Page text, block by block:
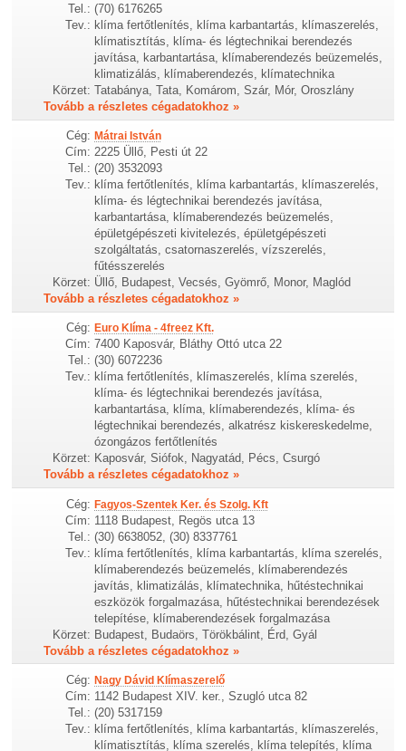
Tel.: (70) 6176265
Tev.: klíma fertőtlenítés, klíma karbantartás, klímaszerelés,
klímatisztítás, klíma- és légtechnikai berendezés
javítása, karbantartása, klímaberendezés beüzemelés,
klimatizálás, klímaberendezés, klímatechnika
Körzet: Tatabánya, Tata, Komárom, Szár, Mór, Oroszlány
Tovább a részletes cégadatokhoz »
Cég: Mátrai István
Cím: 2225 Üllő, Pesti út 22
Tel.: (20) 3532093
Tev.: klíma fertőtlenítés, klíma karbantartás, klímaszerelés,
klíma- és légtechnikai berendezés javítása,
karbantartása, klímaberendezés beüzemelés,
épületgépészeti kivitelezés, épületgépészeti
szolgáltatás, csatornaszerelés, vízszerelés,
fűtésszerelés
Körzet: Üllő, Budapest, Vecsés, Gyömrő, Monor, Maglód
Tovább a részletes cégadatokhoz »
Cég: Euro Klíma - 4freez Kft.
Cím: 7400 Kaposvár, Bláthy Ottó utca 22
Tel.: (30) 6072236
Tev.: klíma fertőtlenítés, klímaszerelés, klíma szerelés,
klíma- és légtechnikai berendezés javítása,
karbantartása, klíma, klímaberendezés, klíma- és
légtechnikai berendezés, alkatrész kiskereskedelme,
ózongázos fertőtlenítés
Körzet: Kaposvár, Siófok, Nagyatád, Pécs, Csurgó
Tovább a részletes cégadatokhoz »
Cég: Fagyos-Szentek Ker. és Szolg. Kft
Cím: 1118 Budapest, Regös utca 13
Tel.: (30) 6638052, (30) 8337761
Tev.: klíma fertőtlenítés, klíma karbantartás, klíma szerelés,
klímaberendezés beüzemelés, klímaberendezés
javítás, klimatizálás, klímatechnika, hűtéstechnikai
eszközök forgalmazása, hűtéstechnikai berendezések
telepítése, klímaberendezések forgalmazása
Körzet: Budapest, Budaörs, Törökbálint, Érd, Gyál
Tovább a részletes cégadatokhoz »
Cég: Nagy Dávid Klímaszerelő
Cím: 1142 Budapest XIV. ker., Szugló utca 82
Tel.: (20) 5317159
Tev.: klíma fertőtlenítés, klíma karbantartás, klímaszerelés,
klímatisztítás, klíma szerelés, klíma telepítés, klíma